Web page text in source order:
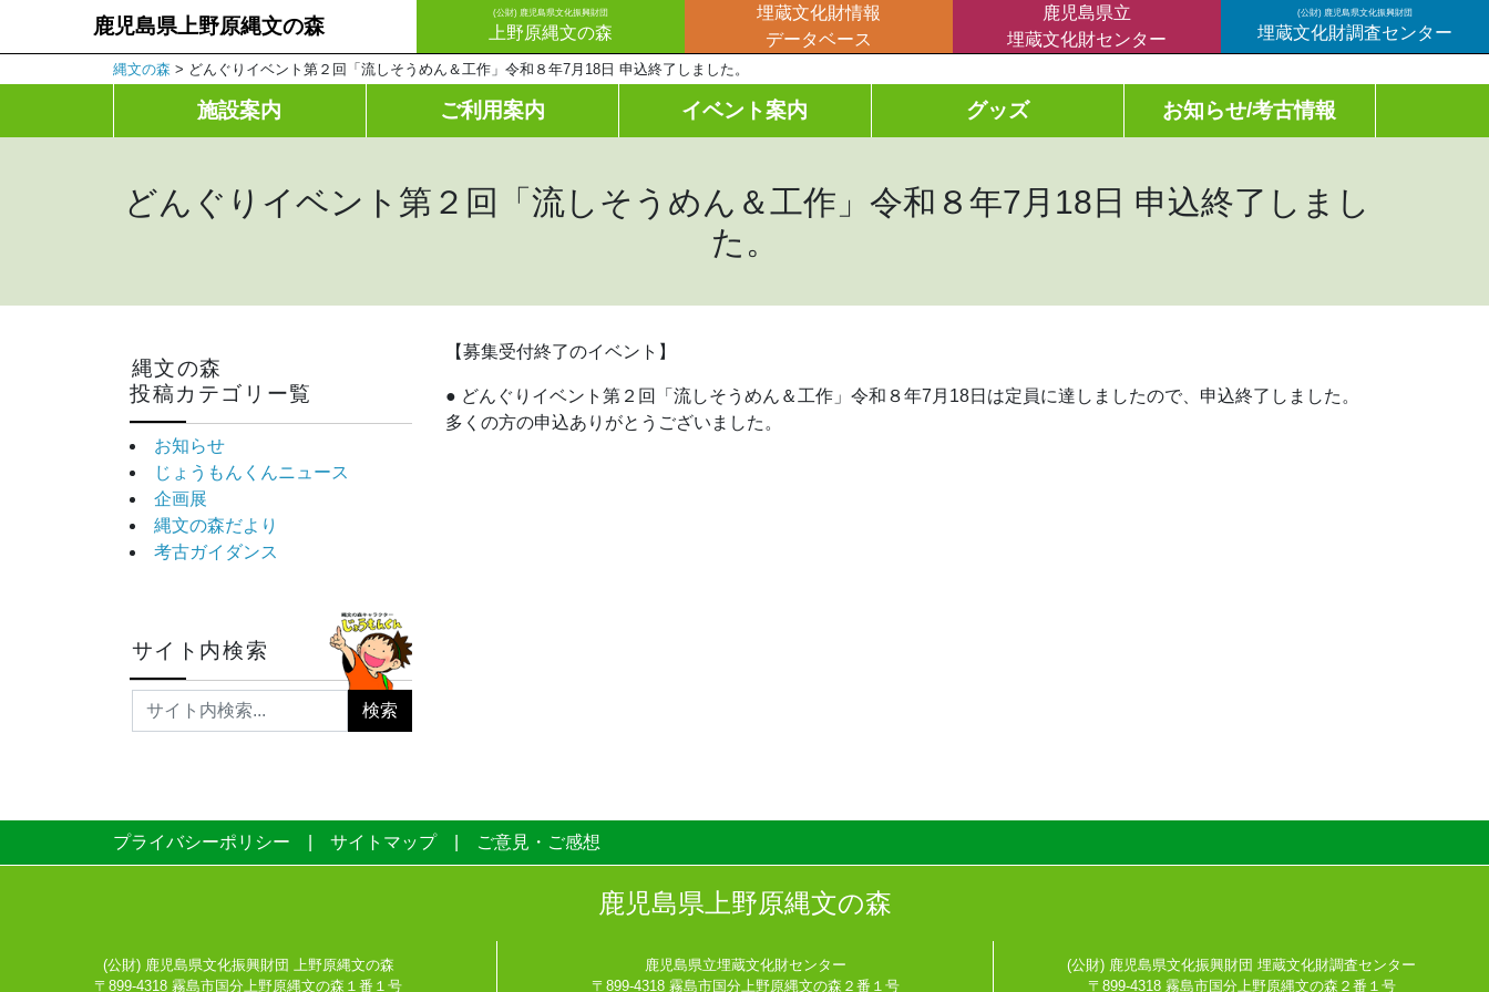
鹿児島県上野原縄文の森
(公財) 鹿児島県文化振興財団
上野原縄文の森
埋蔵文化財情報
データベース
鹿児島県立
埋蔵文化財センター
(公財) 鹿児島県文化振興財団
埋蔵文化財調査センター
縄文の森 > どんぐりイベント第２回「流しそうめん＆工作」令和８年7月18日 申込終了しました。
施設案内 ご利用案内 イベント案内 グッズ お知らせ/考古情報
どんぐりイベント第２回「流しそうめん＆工作」令和８年7月18日 申込終了しまし
た。
縄文の森
投稿カテゴリー覧
お知らせ
じょうもんくんニュース
企画展
縄文の森だより
考古ガイダンス
サイト内検索
【募集受付終了のイベント】
● どんぐりイベント第２回「流しそうめん＆工作」令和８年7月18日は定員に達しましたので、申込終了しました。
多くの方の申込ありがとうございました。
プライバシーポリシー サイトマップ ご意見・ご感想
鹿児島県上野原縄文の森
(公財) 鹿児島県文化振興財団 上野原縄文の森
〒899-4318 霧島市国分上野原縄文の森１番１号
鹿児島県立埋蔵文化財センター
〒899-4318 霧島市国分上野原縄文の森２番１号
(公財) 鹿児島県文化振興財団 埋蔵文化財調査センター
〒899-4318 霧島市国分上野原縄文の森２番１号